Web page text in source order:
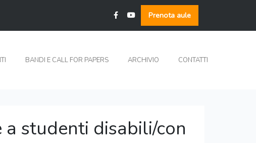
Prenota aule
BANDI E CALL FOR PAPERS ARCHIVIO CONTATTI
studenti disabili/con